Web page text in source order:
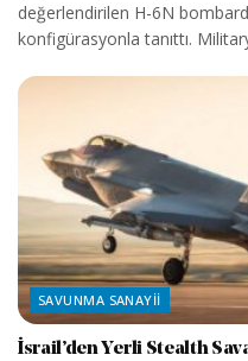
değerlendirilen H-6N
konfigürasyonla tanıttı. Military
SAVUNMA SANAYII
İsrail’den Yerli Stealth